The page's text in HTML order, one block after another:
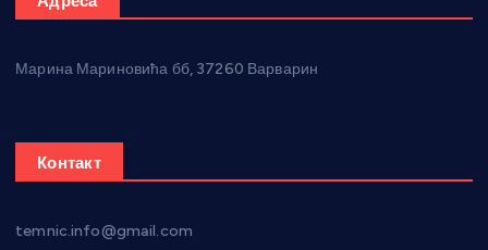
Марина Мариновића бб, 37260 Варварин
Контакт
temnic.info@gmail.com